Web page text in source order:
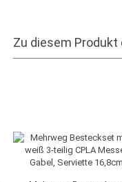
Zu diesem